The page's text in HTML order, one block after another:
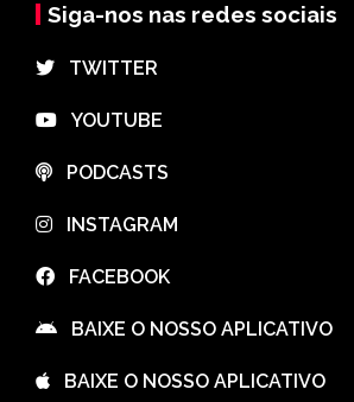
Siga-nos nas redes sociais
⠀TWITTER
⠀YOUTUBE
⠀PODCASTS
⠀INSTAGRAM
⠀FACEBOOK
⠀BAIXE O NOSSO APLICATIVO
⠀BAIXE O NOSSO APLICATIVO